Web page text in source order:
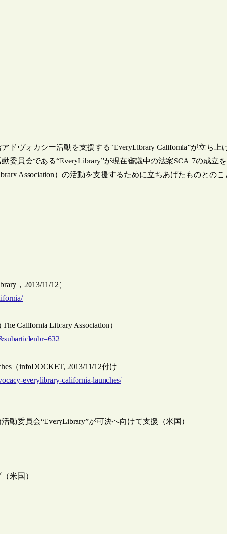
ドヴォカシー活動を支援する“EveryLibrary California”が立ち上
委員会である“EveryLibrary”が現在審議中の法案SCA-7の成立を
Association）の活動を支援するために立ちあげたものとのこ
，2013/11/12）
California Library Association）
（infoDOCKET, 2013/11/12付け
everylibrary-california-launches/
動委員会“EveryLibrary”が可決へ向けて支援（米国）
米国）